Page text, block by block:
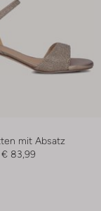
mit Absatz
€ 83,99